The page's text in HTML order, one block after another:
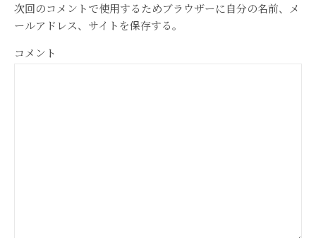
次回のコメントで使用するためブラウザーに自分の名前、メ
ールアドレス、サイトを保存する。
コメント